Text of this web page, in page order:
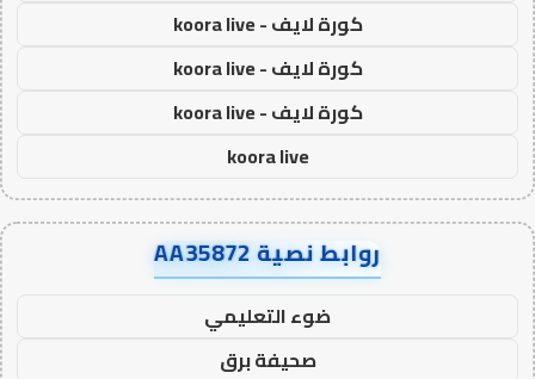
كورة لايف - koora live
كورة لايف - koora live
كورة لايف - koora live
koora live
روابط نصية AA35872
ضوء التعليمي
صحيفة برق